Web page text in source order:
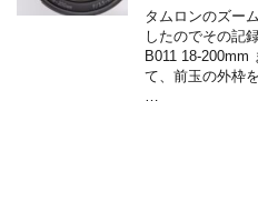
タムロンのズー
したのでその記
B011 18-200mm
て、前玉の外枠